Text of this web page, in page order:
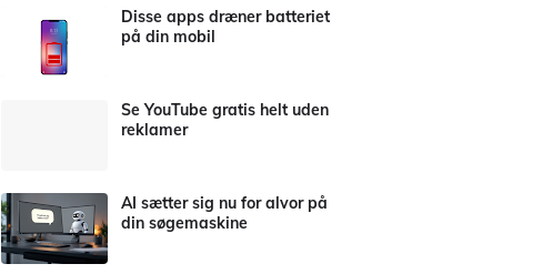
Disse apps dræner batteriet
på din mobil
Se YouTube gratis helt uden
reklamer
AI sætter sig nu for alvor på
din søgemaskine